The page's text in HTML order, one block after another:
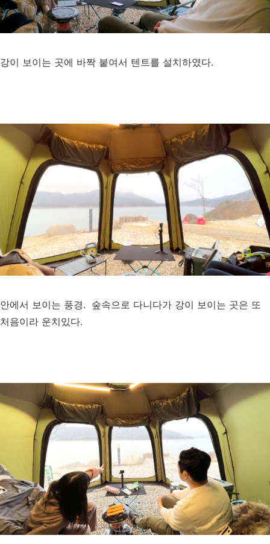
강이 보이는 곳에 바짝 붙여서 텐트를 설치하였다.
안에서 보이는 풍경. 숲속으로 다니다가 강이 보이는 곳은 또
처음이라 운치있다.